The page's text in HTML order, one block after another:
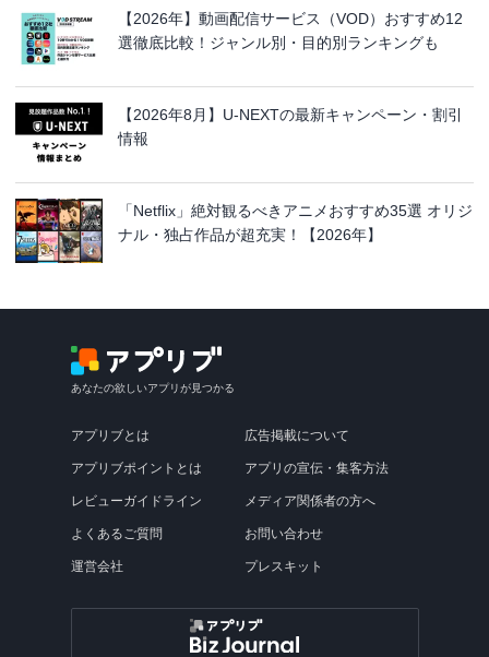
【2026年】動画配信サービス（VOD）おすすめ12
選徹底比較！ジャンル別・目的別ランキングも
【2026年8月】U-NEXTの最新キャンペーン・割引
情報
「Netflix」絶対観るべきアニメおすすめ35選 オリジ
ナル・独占作品が超充実！【2026年】
あなたの欲しいアプリが見つかる
アプリブとは
アプリブポイントとは
レビューガイドライン
よくあるご質問
運営会社
広告掲載について
アプリの宣伝・集客方法
メディア関係者の方へ
お問い合わせ
プレスキット